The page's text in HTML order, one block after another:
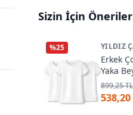
Sizin İçin Öneriler
%25 YILDIZ
Erkek
Yaka
Paket
899,25 TL
538,20